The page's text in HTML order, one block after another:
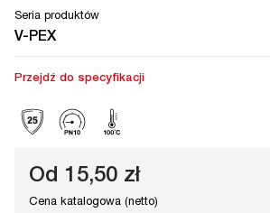
Seria produktów
V-PEX
Przejdź do specyfikacji
Od 15,50 zł
Cena katalogowa (netto)